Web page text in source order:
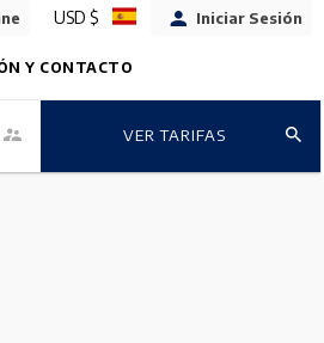
USD $ Iniciar Sesión
Y CONTACTO
VER TARIFAS